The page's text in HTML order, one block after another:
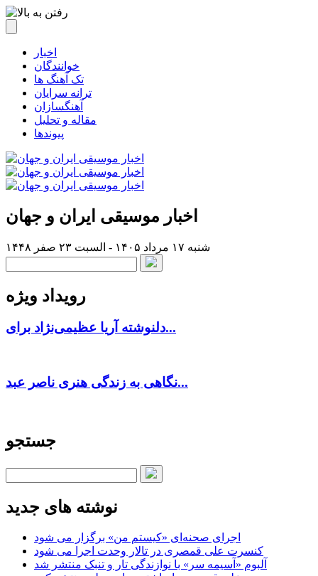
اخبار
خوانندگان
تک آهنگ ها
ترانه سرایان
آهنگسازان
مقاله و تحلیل
پیوندها
اخبار موسیقی ایران و جهان
شنبه ۱۷ مرداد ۱۴۰۵ - السبت ۲۳ صفر ۱۴۴۸
رویداد ویژه
دلنوشته آریا عظیمی‌نژاد برای...
نگاهی به زندگی هنری ناصر عبد...
جستجو
نوشته های جدید
اجرای صحنه‌ای «کیستم من» برگزار می شود
کنسرت علی قمصری در تالار وحدت اجرا می شود
آلبوم «آسیمه سر» با نوازندگی تار و تنبک منتشر شد